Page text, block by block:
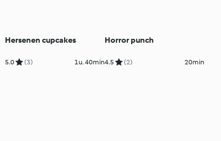
Hersenen cupcakes
5.0 (3) 1u. 40min
Horror punch
4.5 (2) 20min